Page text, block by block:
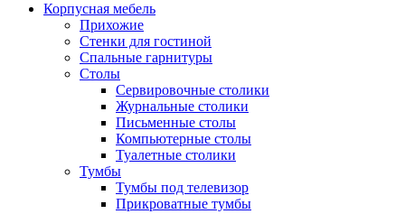
Корпусная мебель
Прихожие
Стенки для гостиной
Спальные гарнитуры
Столы
Сервировочные столики
Журнальные столики
Письменные столы
Компьютерные столы
Туалетные столики
Тумбы
Тумбы под телевизор
Прикроватные тумбы